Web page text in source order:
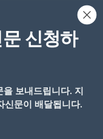
신청하
보내드립니다. 지
신문이 배달됩니다.